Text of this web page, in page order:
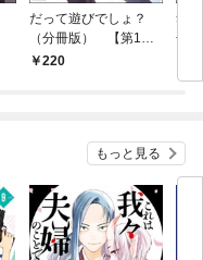
だって遊びでしょ？
（分冊版） 【第1
話】220
奪
冊
もっと見る